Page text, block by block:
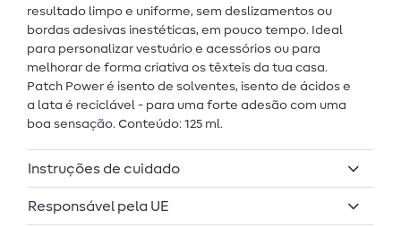
resultado limpo e uniforme, sem deslizamentos ou
bordas adesivas inestéticas, em pouco tempo. Ideal
para personalizar vestuário e acessórios ou para
melhorar de forma criativa os têxteis da tua casa.
Patch Power é isento de solventes, isento de ácidos e
a lata é reciclável - para uma forte adesão com uma
boa sensação. Conteúdo: 125 ml.
Instruções de cuidado
Responsável pela UE